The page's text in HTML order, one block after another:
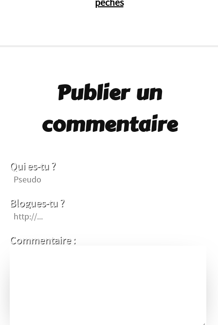
pêches
Publier un
commentaire
Qui es-tu ?
Blogues-tu ?
Commentaire :